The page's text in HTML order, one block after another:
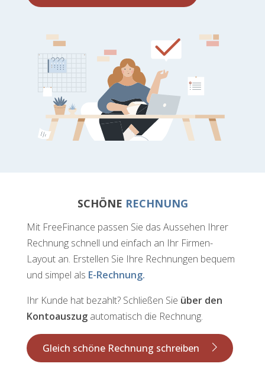
SCHÖNE RECHNUNG
Mit FreeFinance passen Sie das Aussehen Ihrer
Rechnung schnell und einfach an Ihr Firmen-
Layout an. Erstellen Sie Ihre Rechnungen bequem
und simpel als E-Rechnung.
Ihr Kunde hat bezahlt? Schließen Sie über den
Kontoauszug automatisch die Rechnung.
Gleich schöne Rechnung schreiben